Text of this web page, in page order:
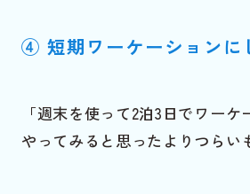
④ 短期ワーケーションに
「週末を使って2泊3日でワーケ
やってみると思ったよりつらい